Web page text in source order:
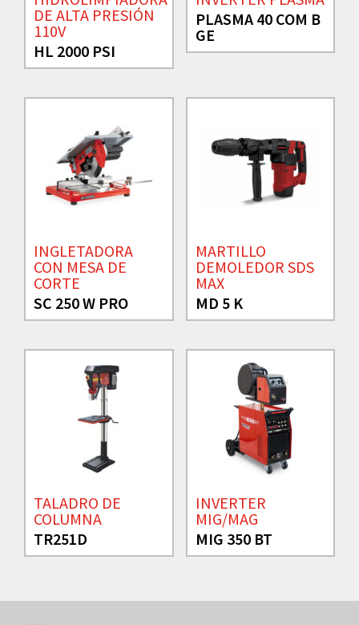
DE ALTA PRESIÓN
110V
HL 2000 PSI
PLASMA 40 COM B
GE
INGLETADORA
CON MESA DE
CORTE
SC 250 W PRO
MARTILLO
DEMOLEDOR SDS
MAX
MD 5 K
TALADRO DE
COLUMNA
TR251D
INVERTER
MIG/MAG
MIG 350 BT